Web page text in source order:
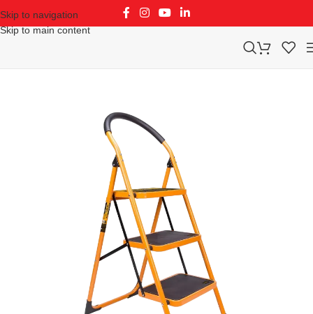
Skip to navigation
Skip to main content